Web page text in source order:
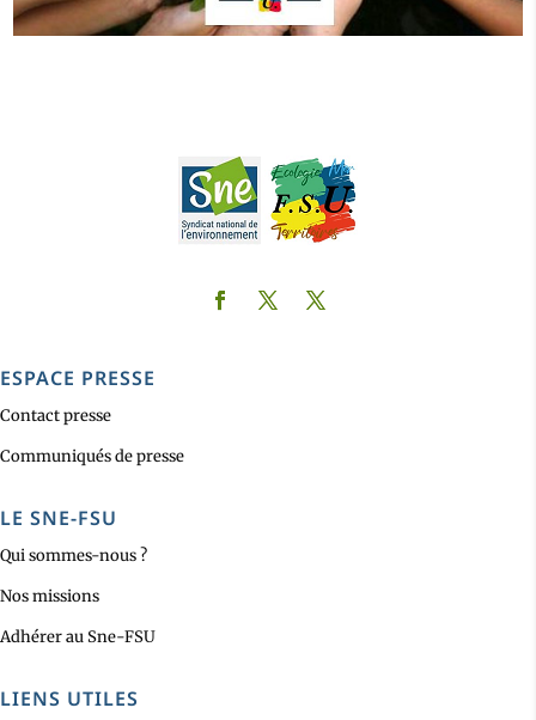
ESPACE PRESSE
Contact presse
Communiqués de presse
LE SNE-FSU
Qui sommes-nous ?
Nos missions
Adhérer au Sne-FSU
LIENS UTILES